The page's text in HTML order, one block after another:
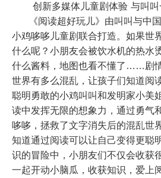
创新多媒体儿童剧体验 与叫叫
《阅读超好玩儿》由叫叫与中
小鸡哆哆儿童剧联合打造。如果世
什么呢？小朋友会被饮水机的热水
什么酱料，地图也看不懂了……剧
世界有多么混乱，让孩子们知道阅
聪明勇敢的小鸡叫叫和发明家小美
读中发挥无限的想象力，通过勇气
哆哆，拯救了文字消失后的混乱世
知道通过阅读可以让自己变得更聪
识的冒险中，小朋友们不仅会收获
一起开动小脑瓜，收获知识，爱上